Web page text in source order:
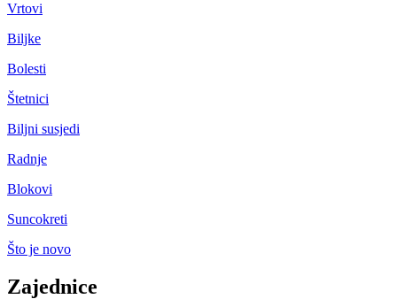
Vrtovi
Biljke
Bolesti
Štetnici
Biljni susjedi
Radnje
Blokovi
Suncokreti
Što je novo
Zajednice